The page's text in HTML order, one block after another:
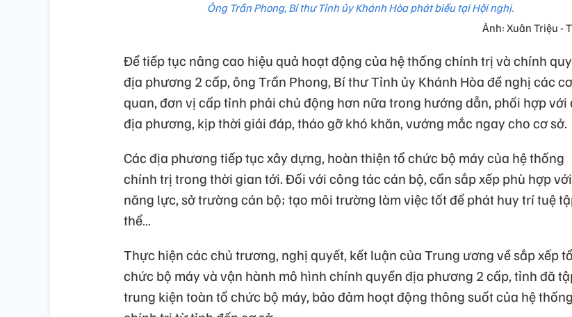
Ông Trần Phong, Bí thư Tỉnh ủy Khánh Hòa phát biểu tại Hội nghị.
Ảnh: Xuân Triệu -
Để tiếp tục nâng cao hiệu quả hoạt động của hệ thống chính trị và chính
địa phương 2 cấp, ông Trần Phong, Bí thư Tỉnh ủy Khánh Hòa đề nghị các cơ
quan, đơn vị cấp tỉnh phải chủ động hơn nữa trong hướng dẫn, phối hợp với
địa phương, kịp thời giải đáp, tháo gỡ khó khăn, vướng mắc ngay cho cơ sở.
Các địa phương tiếp tục xây dựng, hoàn thiện tổ chức bộ máy của hệ thống
chính trị trong thời gian tới. Đối với công tác cán bộ, cần sắp xếp phù hợp với
năng lực, sở trường cán bộ; tạo môi trường làm việc tốt để phát huy trí tuệ
thể…
Thực hiện các chủ trương, nghị quyết, kết luận của Trung ương về sắp xếp tổ
chức bộ máy và vận hành mô hình chính quyền địa phương 2 cấp, tỉnh đã
trung kiện toàn tổ chức bộ máy, bảo đảm hoạt động thông suốt của hệ thống